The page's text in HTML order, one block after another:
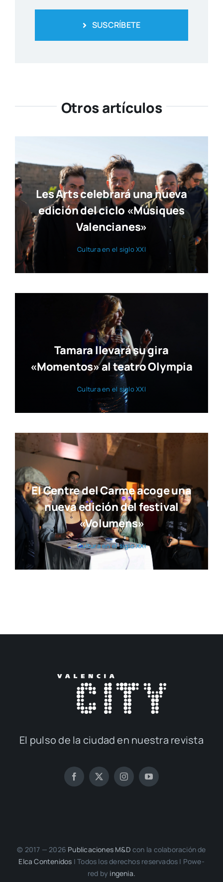
SUSCRÍBETE
Otros artículos
Les Arts celebrará una nueva
edición del ciclo «Músiques
Valencianes»
Cul­tu­ra en el siglo XXI
Tamara llevará su gira
«Momentos» al teatro Olympia
Cul­tu­ra en el siglo XXI
El Centre del Carme acoge una
nueva edición del festival
«Volumens»
Cul­tu­ra en el siglo XXI
El pul­so de la ciu­dad en nues­tra revis­ta
© 2017 — 2026 Publi­ca­cio­nes M&D con la cola­bo­ra­ción de
Elca Con­te­ni­dos | Todos los dere­chos reser­va­dos | Powe­
red by inge­nia.